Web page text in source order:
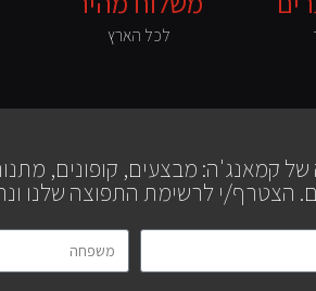
לכל הארץ
קמאנג'ה: מבצעים, קופונים,
הצטרף/י לרשימת התפוצה שלנו